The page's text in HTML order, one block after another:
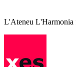
L'Ateneu L'Harmonia